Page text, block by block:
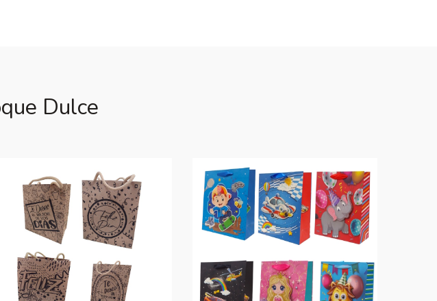
Dulce